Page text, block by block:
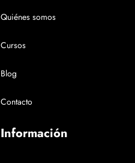
Quiénes somos
Cursos
Blog
Contacto
Información